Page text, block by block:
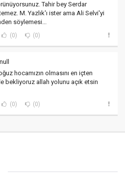
Tahir bey Serdar
M. Yazlık'ı ister ama Ali Selvi'yi
söylemesi...
(0) (0)
hocamızın olmasını en içten
bekliyoruz allah yolunu açık etsin
(0) (0)